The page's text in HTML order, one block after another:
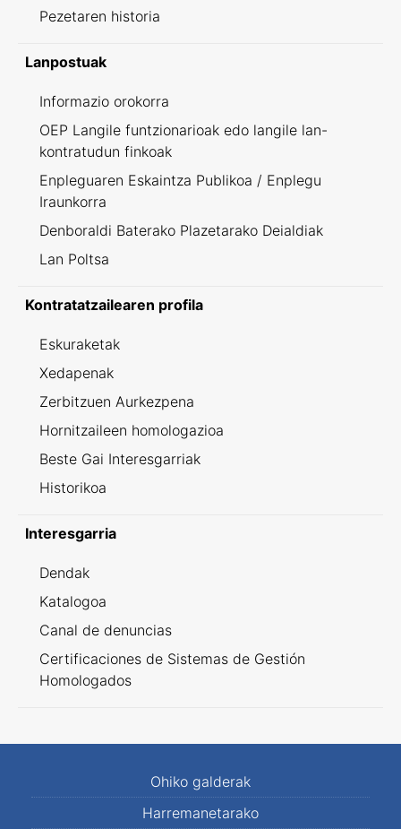
Pezetaren historia
Lanpostuak
Informazio orokorra
OEP Langile funtzionarioak edo langile lan-
kontratudun finkoak
Enpleguaren Eskaintza Publikoa / Enplegu
Iraunkorra
Denboraldi Baterako Plazetarako Deialdiak
Lan Poltsa
Kontratatzailearen profila
Eskuraketak
Xedapenak
Zerbitzuen Aurkezpena
Hornitzaileen homologazioa
Beste Gai Interesgarriak
Historikoa
Interesgarria
Dendak
Katalogoa
Canal de denuncias
Certificaciones de Sistemas de Gestión
Homologados
Ohiko galderak
Harremanetarako